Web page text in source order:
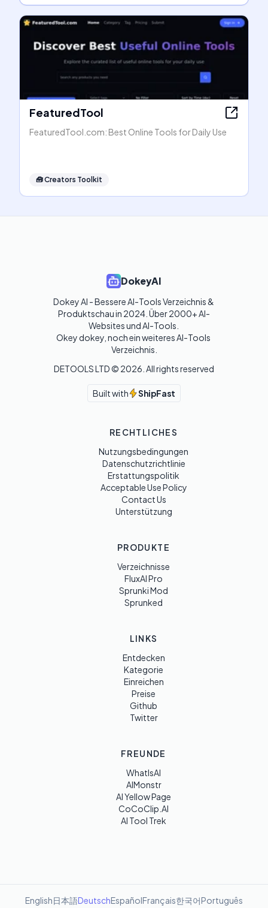
FeaturedTool
FeaturedTool.com: Best Online Tools for Daily Use
🧰Creators Toolkit
DokeyAI
Dokey AI - Bessere AI-Tools Verzeichnis &
Produktschau in 2024. Über 2000+ AI-
Websites und AI-Tools.
Okey dokey, noch ein weiteres AI-Tools
Verzeichnis.
DETOOLS LTD © 2026 . All rights reserved
Built with ShipFast
RECHTLICHES
Nutzungsbedingungen
Datenschutzrichtlinie
Erstattungspolitik
Acceptable Use Policy
Contact Us
Unterstützung
PRODUKTE
Verzeichnisse
FluxAI Pro
Sprunki Mod
Sprunked
LINKS
Entdecken
Kategorie
Einreichen
Preise
Github
Twitter
FREUNDE
WhatIsAI
AIMonstr
AI Yellow Page
CoCoClip.AI
AI Tool Trek
English日本語DeutschEspañolFrançais한국어Português